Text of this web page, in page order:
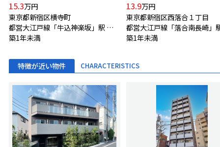
15.3万円
東京都新宿区横寺町
都営大江戸線「牛込神楽坂」駅 徒歩2分
築1年未満
13.9万円
東京都新宿区西落合１丁目
築1年未満
特徴が近い物件 CHARACTERISTICS